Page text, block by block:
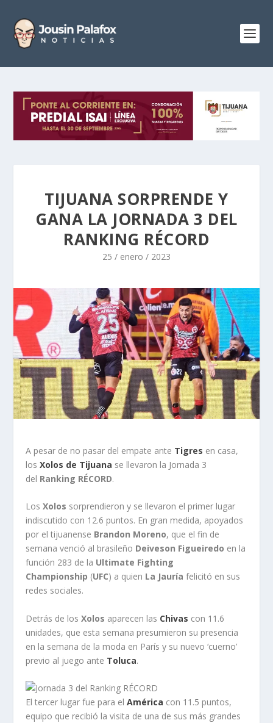
TIJUANA SORPRENDE Y
GANA LA JORNADA 3 DEL
RANKING RÉCORD
25 / enero / 2023
A pesar de no pasar del empate ante Tigres en casa,
losXolos de Tijuana se llevaron la Jornada 3
del Ranking RÉCORD.
LosXolos sorprendieron y se llevaron el primer lugar
indiscutido con 12.6 puntos. En gran medida, apoyados
por el tijuanense Brandon Moreno, que el fin de
semana venció al brasileño Deiveson Figueiredo en la
función 283 de la Ultimate Fighting
Championship (UFC) a quien La Jauría felicitó en sus
redes sociales.
Detrás de losXolos aparecen las Chivas con 11.6
unidades, que esta semana presumieron su presencia
en la semana de la moda en París y su nuevo ‘cuerno’
previo al juego ante Toluca.
El tercer lugar fue para elAmérica con 11.5 puntos,
equipo que recibió la visita de una de sus más grandes